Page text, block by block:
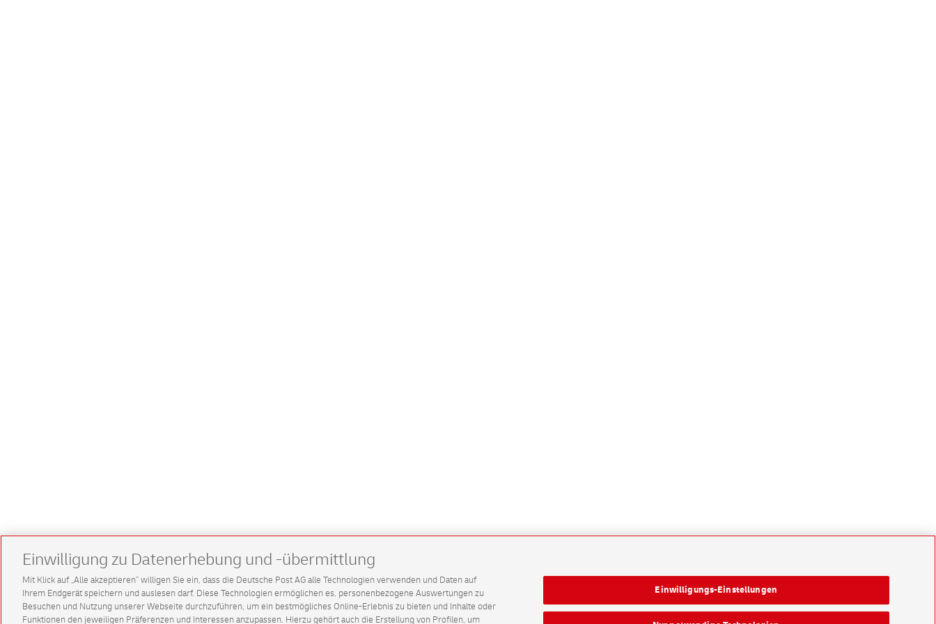
Einwilligung zu Datenerhebung und -übermittlung
Mit Klick auf „Alle akzeptieren” willigen Sie ein, dass die Deutsche Post AG alle Technologien verwenden und Daten auf
Ihrem Endgerät speichern und auslesen darf. Diese Technologien ermöglichen es, personenbezogene Auswertungen zu
Besuchen und Nutzung unserer Webseite durchzuführen, um ein bestmögliches Online-Erlebnis zu bieten und Inhalte oder
Funktionen den jeweiligen Präferenzen und Interessen anzupassen. Hierzu gehört auch die Erstellung von Profilen, um
Einwilligungs-Einstellungen